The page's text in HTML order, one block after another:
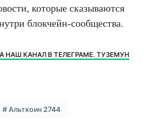
которые сказываются
блокчейн-сообщества.
НАШ КАНАЛ В ТЕЛЕГРАМЕ. ТУЗЕМУН
#Альткоин 2744